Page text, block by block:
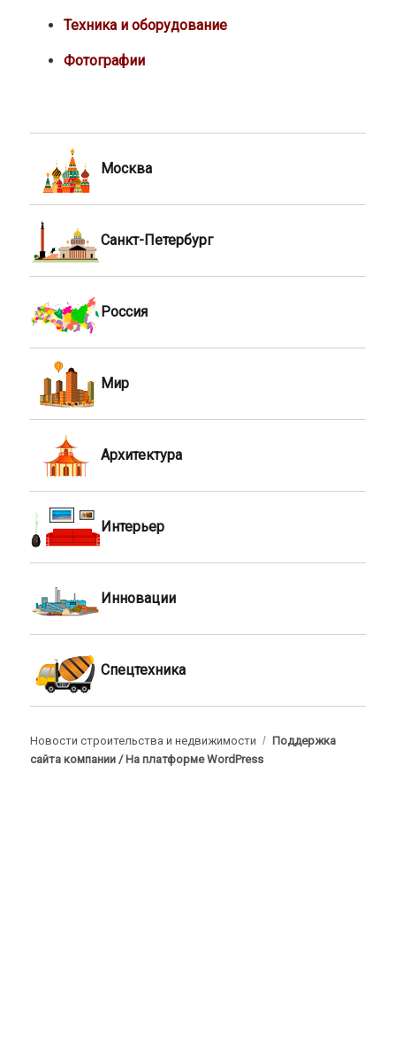
Техника и оборудование
Фотографии
Москва
Санкт-Петербург
Россия
Мир
Архитектура
Интерьер
Инновации
Спецтехника
Новости строительства и недвижимости
Поддержка
сайта компании / На платформе WordPress